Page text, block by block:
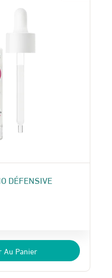
DÉFENSIVE
Au Panier